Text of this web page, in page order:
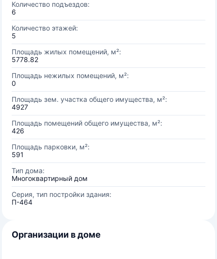
Количество подъездов:
6
Количество этажей:
5
Площадь жилых помещений, м²:
5778.82
Площадь нежилых помещений, м²:
0
Площадь зем. участка общего имущества, м²:
4927
Площадь помещений общего имущества, м²:
426
Площадь парковки, м²:
591
Тип дома:
Многоквартирный дом
Серия, тип постройки здания:
П-464
Организации в доме